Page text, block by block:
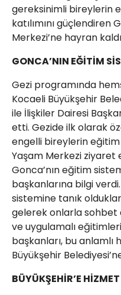
gereksinimli bireylerin
katılımını güçlendiren
Merkezi’ne hayran
GONCA’NIN EĞİTİM
Gezi programında
Kocaeli Büyükşehir
ile İlişkiler Dairesi
etti. Gezide ilk olarak
engelli bireylerin
Yaşam Merkezi ziyaret
Gonca’nın eğitim
başkanlarına bilgi
sistemine tanık
gelerek onlarla sohbet
ve uygulamalı
başkanları, bu anlamlı
Büyükşehir
BÜYÜKŞEHİR’E